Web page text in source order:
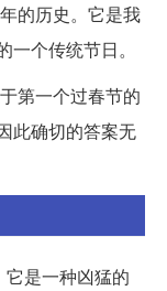
的历史。它是我
个传统节日。
第一个过春节的
此确切的答案无
它是一种凶猛的